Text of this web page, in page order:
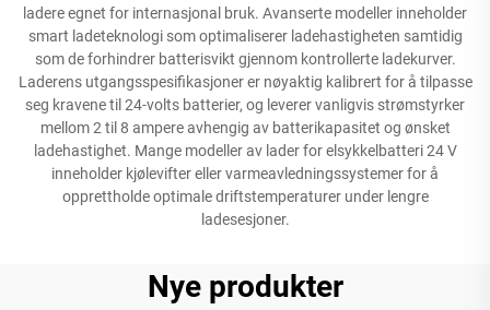
ladere egnet for internasjonal bruk. Avanserte modeller inneholder
smart ladeteknologi som optimaliserer ladehastigheten samtidig
som de forhindrer batterisvikt gjennom kontrollerte ladekurver.
Laderens utgangsspesifikasjoner er nøyaktig kalibrert for å tilpasse
seg kravene til 24-volts batterier, og leverer vanligvis strømstyrker
mellom 2 til 8 ampere avhengig av batterikapasitet og ønsket
ladehastighet. Mange modeller av lader for elsykkelbatteri 24 V
inneholder kjølevifter eller varmeavledningssystemer for å
opprettholde optimale driftstemperaturer under lengre
ladesesjoner.
Nye produkter